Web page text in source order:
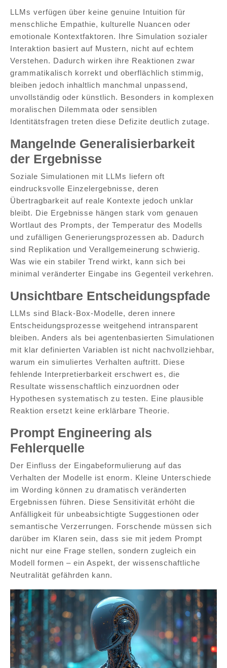
LLMs verfügen über keine genuine Intuition für
menschliche Empathie, kulturelle Nuancen oder
emotionale Kontextfaktoren. Ihre Simulation sozialer
Interaktion basiert auf Mustern, nicht auf echtem
Verstehen. Dadurch wirken ihre Reaktionen zwar
grammatikalisch korrekt und oberflächlich stimmig,
bleiben jedoch inhaltlich manchmal unpassend,
unvollständig oder künstlich. Besonders in komplexen
moralischen Dilemmata oder sensiblen
Identitätsfragen treten diese Defizite deutlich zutage.
Mangelnde Generalisierbarkeit
der Ergebnisse
Soziale Simulationen mit LLMs liefern oft
eindrucksvolle Einzelergebnisse, deren
Übertragbarkeit auf reale Kontexte jedoch unklar
bleibt. Die Ergebnisse hängen stark vom genauen
Wortlaut des Prompts, der Temperatur des Modells
und zufälligen Generierungsprozessen ab. Dadurch
sind Replikation und Verallgemeinerung schwierig.
Was wie ein stabiler Trend wirkt, kann sich bei
minimal veränderter Eingabe ins Gegenteil verkehren.
Unsichtbare Entscheidungspfade
LLMs sind Black-Box-Modelle, deren innere
Entscheidungsprozesse weitgehend intransparent
bleiben. Anders als bei agentenbasierten Simulationen
mit klar definierten Variablen ist nicht nachvollziehbar,
warum ein simuliertes Verhalten auftritt. Diese
fehlende Interpretierbarkeit erschwert es, die
Resultate wissenschaftlich einzuordnen oder
Hypothesen systematisch zu testen. Eine plausible
Reaktion ersetzt keine erklärbare Theorie.
Prompt Engineering als
Fehlerquelle
Der Einfluss der Eingabeformulierung auf das
Verhalten der Modelle ist enorm. Kleine Unterschiede
im Wording können zu dramatisch veränderten
Ergebnissen führen. Diese Sensitivität erhöht die
Anfälligkeit für unbeabsichtigte Suggestionen oder
semantische Verzerrungen. Forschende müssen sich
darüber im Klaren sein, dass sie mit jedem Prompt
nicht nur eine Frage stellen, sondern zugleich ein
Modell formen – ein Aspekt, der wissenschaftliche
Neutralität gefährden kann.